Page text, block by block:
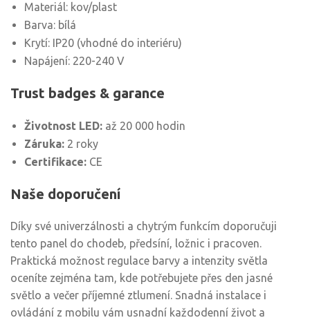
Materiál: kov/plast
Barva: bílá
Krytí: IP20 (vhodné do interiéru)
Napájení: 220-240 V
Trust badges & garance
Životnost LED: až 20 000 hodin
Záruka: 2 roky
Certifikace: CE
Naše doporučení
Díky své univerzálnosti a chytrým funkcím doporučuji
tento panel do chodeb, předsíní, ložnic i pracoven.
Praktická možnost regulace barvy a intenzity světla
oceníte zejména tam, kde potřebujete přes den jasné
světlo a večer příjemné ztlumení. Snadná instalace i
ovládání z mobilu vám usnadní každodenní život a